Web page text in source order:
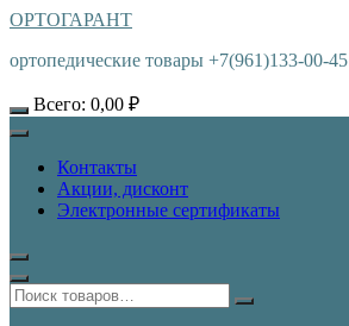
ОРТОГАРАНТ
ортопедические товары +7(961)133-00-45
Всего: 0,00 ₽
Контакты
Акции, дисконт
Электронные сертификаты